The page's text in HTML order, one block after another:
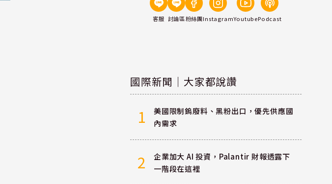
客服 討論區粉絲團InstagramYoutubePodcast
國際新聞｜大家都說讚
1
美國限制鎢廢料、黑粉出口，優先供應國
內需求
2
企業加大 AI 投資，Palantir 財報透露下
一階段在這裡